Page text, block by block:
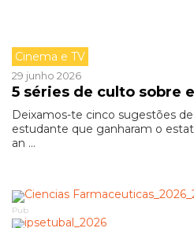
Cinema e TV
29 junho 2026
5 séries de culto sobre
Deixamos-te cinco sugestões
estudante que ganharam o
an ...
Pub